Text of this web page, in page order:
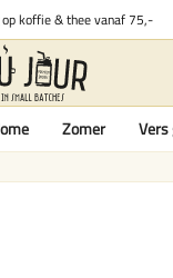
op koffie & thee vanaf 75,-
Zomer Vers